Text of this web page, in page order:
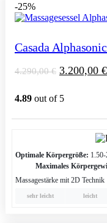
-25%
Casada
4.290,00€ 3.200,00 €
4.89 out of 5
Optimale Körpergröße:
Maximales
Massagestärke mit 2D Technik
sehr leicht leicht